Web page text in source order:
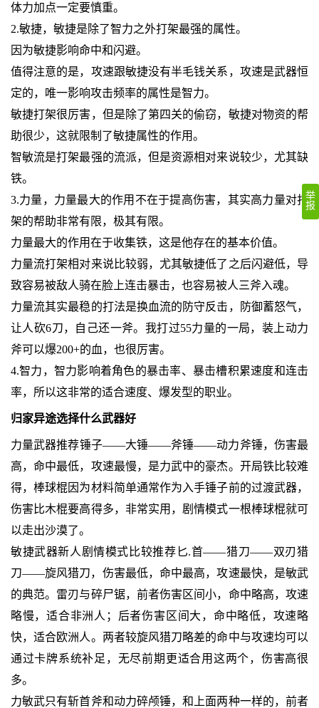
体力加点一定要慎重。
2.敏捷，敏捷是除了智力之外打架最强的属性。
因为敏捷影响命中和闪避。
值得注意的是，攻速跟敏捷没有半毛钱关系，攻速是武器恒
定的，唯一影响攻击频率的属性是智力。
敏捷打架很厉害，但是除了第四关的偷窃，敏捷对物资的帮
助很少，这就限制了敏捷属性的作用。
智敏流是打架最强的流派，但是资源相对来说较少，尤其缺
铁。
3.力量，力量最大的作用不在于提高伤害，其实高力量对打
架的帮助非常有限，极其有限。
力量最大的作用在于收集铁，这是他存在的基本价值。
力量流打架相对来说比较弱，尤其敏捷低了之后闪避低，导
致容易被敌人骑在脸上连击暴击，也容易被人三斧入魂。
力量流其实最稳的打法是换血流的防守反击，防御蓄怒气，
让人砍6刀，自己还一斧。我打过55力量的一局，装上动力
斧可以爆200+的血，也很厉害。
4.智力，智力影响着角色的暴击率、暴击槽积累速度和连击
率，所以这非常的适合速度、爆发型的职业。
归家异途选择什么武器好
力量武器推荐锤子——大锤——斧锤——动力斧锤，伤害最
高，命中最低，攻速最慢，是力武中的豪杰。开局铁比较难
得，棒球棍因为材料简单通常作为入手锤子前的过渡武器，
伤害比木棍要高得多，非常实用，剧情模式一根棒球棍就可
以走出沙漠了。
敏捷武器新人剧情模式比较推荐匕.首——猎刀——双刃猎
刀——旋风猎刀，伤害最低，命中最高，攻速最快，是敏武
的典范。雷刃与碎尸锯，前者伤害区间小，命中略高，攻速
略慢，适合非洲人；后者伤害区间大，命中略低，攻速略
快，适合欧洲人。两者较旋风猎刀略差的命中与攻速均可以
通过卡牌系统补足，无尽前期更适合用这两个，伤害高很
多。
力敏武只有斩首斧和动力碎颅锤，和上面两种一样的，前者
举
报